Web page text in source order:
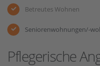
Betreutes Wohnen
Seniorenwohnungen/-
Pflegerische